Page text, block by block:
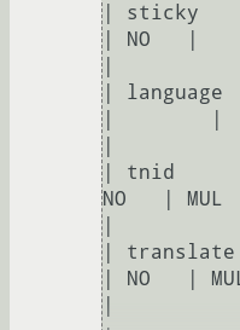
| sticky
| NO   |
|
| tnid
NO   |
|
| NO   |